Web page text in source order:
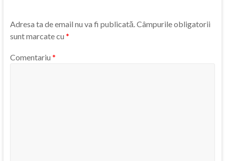
Adresa ta de email nu va fi publicată.Câmpurile obligatorii
sunt marcate cu *
Comentariu *